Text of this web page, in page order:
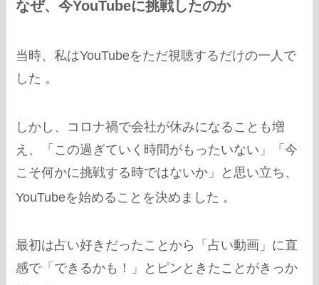
なぜ、今YouTubeに挑戦したのか
当時、私はYouTubeをただ視聴するだけの一人で
した 。
しかし、コロナ禍で会社が休みになることも増
え、「この過ぎていく時間がもったいない」「今
こそ何かに挑戦する時ではないか」と思い立ち、
YouTubeを始めることを決めました 。
最初は占い好きだったことから「占い動画」に直
感で「できるかも！」とピンときたことがきっか